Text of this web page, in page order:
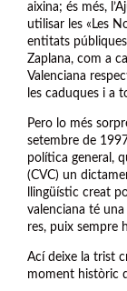
aixina; és més,
utilisar les «Les
entitats
Zaplana, com a
Valenciana
les caduques i a
Pero lo més
setembre de
política general,
(CVC) un
llingüístic creat
valenciana té
res, puix sempre
Ací deixe la trist
moment històric